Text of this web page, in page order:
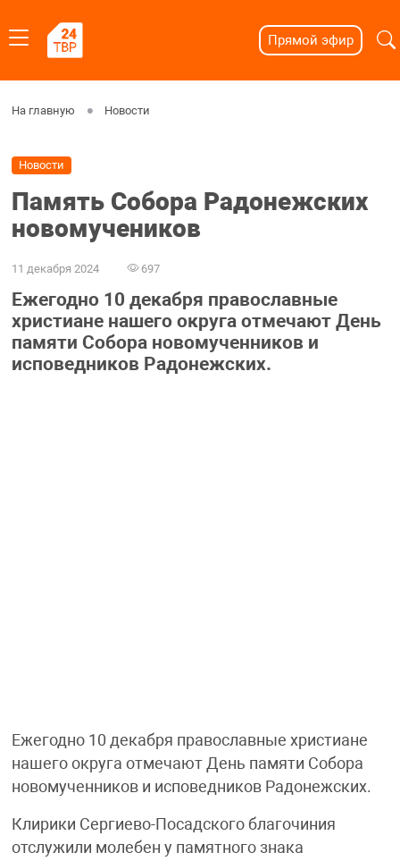
Прямой эфир
На главную Новости
Новости
Память Собора Радонежских
новомучеников
11 декабря 2024 697
Ежегодно 10 декабря православные
христиане нашего округа отмечают День
памяти Собора новомученников и
исповедников Радонежских.
Ежегодно 10 декабря православные христиане
нашего округа отмечают День памяти Собора
новомученников и исповедников Радонежских.
Клирики Сергиево-Посадского благочиния
отслужили молебен у памятного знака